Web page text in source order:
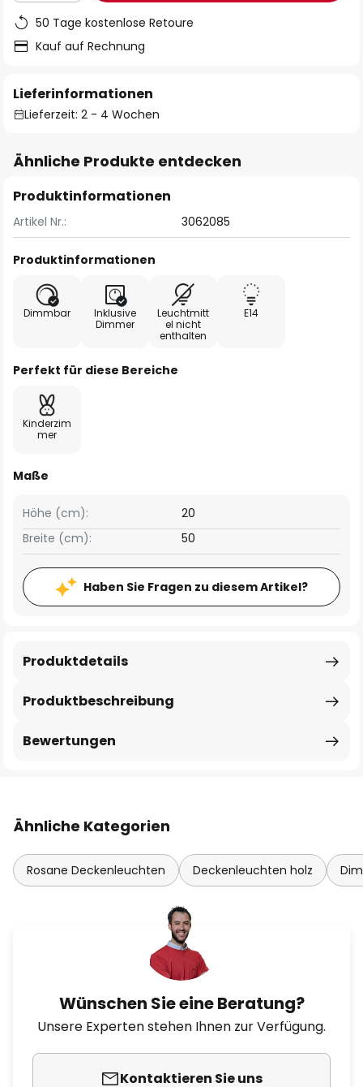
50 Tage kostenlose Retoure
Kauf auf Rechnung
Lieferinformationen
Lieferzeit: 2 - 4 Wochen
Ähnliche Produkte entdecken
Produktinformationen
Artikel Nr.: 3062085
Produktinformationen
Dimmbar
Inklusive
Dimmer
Leuchtmitt
el nicht
enthalten
E14
Perfekt für diese Bereiche
Kinderzim
mer
Maße
Breite (cm): 50
Höhe (cm): 20
Haben Sie Fragen zu diesem Artikel?
Produktbeschreibung
Produktdetails
Bewertungen
Ähnliche Kategorien
Rosane Deckenleuchten Deckenleuchten holz
Wünschen Sie eine Beratung?
Unsere Experten stehen Ihnen zur Verfügung.
Kontaktieren Sie uns